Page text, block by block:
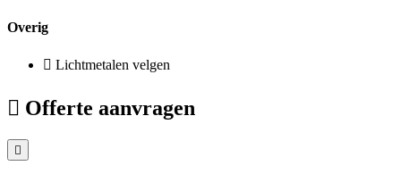
Overig
Lichtmetalen velgen
Offerte aanvragen